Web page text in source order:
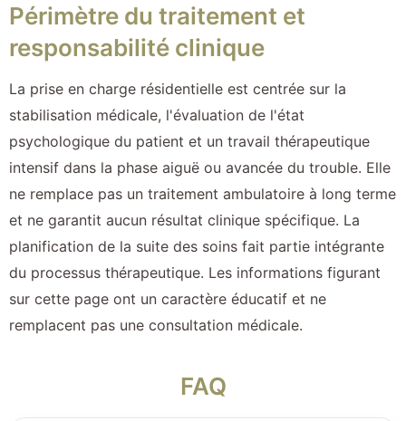
Périmètre du traitement et
responsabilité clinique
La prise en charge résidentielle est centrée sur la
stabilisation médicale, l'évaluation de l'état
psychologique du patient et un travail thérapeutique
intensif dans la phase aiguë ou avancée du trouble. Elle
ne remplace pas un traitement ambulatoire à long terme
et ne garantit aucun résultat clinique spécifique. La
planification de la suite des soins fait partie intégrante
du processus thérapeutique. Les informations figurant
sur cette page ont un caractère éducatif et ne
remplacent pas une consultation médicale.
FAQ